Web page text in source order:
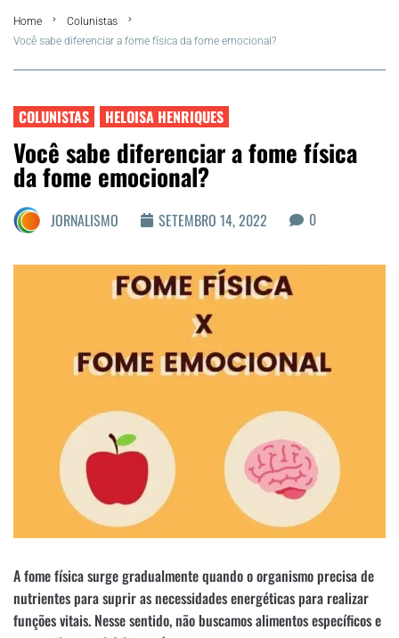
FLA Araru 2026
Região dos Lagos
Agenda Cultural
Colunistas
Home
Colunistas
Você sabe diferenciar a fome física da fome emocional?
COLUNISTAS HELOISA HENRIQUES
Você sabe diferenciar a fome física
da fome emocional?
JORNALISMO SETEMBRO 14, 2022 0
A fome física surge gradualmente quando o organismo precisa de
nutrientes para suprir as necessidades energéticas para realizar
funções vitais. Nesse sentido, não buscamos alimentos específicos e